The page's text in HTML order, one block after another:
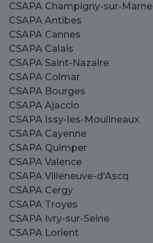
CSAPA Champigny-sur-Marne
CSAPA Antibes
CSAPA Cannes
CSAPA Calais
CSAPA Saint-Nazaire
CSAPA Colmar
CSAPA Bourges
CSAPA Ajaccio
CSAPA Issy-les-Moulineaux
CSAPA Cayenne
CSAPA Quimper
CSAPA Valence
CSAPA Villeneuve-d'Ascq
CSAPA Cergy
CSAPA Troyes
CSAPA Ivry-sur-Seine
CSAPA Lorient